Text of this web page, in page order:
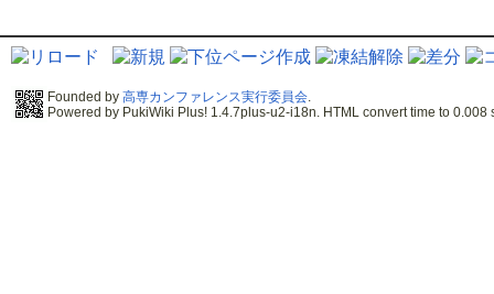
Founded by 高専カンファレンス実行委員会.
Powered by PukiWiki Plus! 1.4.7plus-u2-i18n. HTML convert time to 0.008